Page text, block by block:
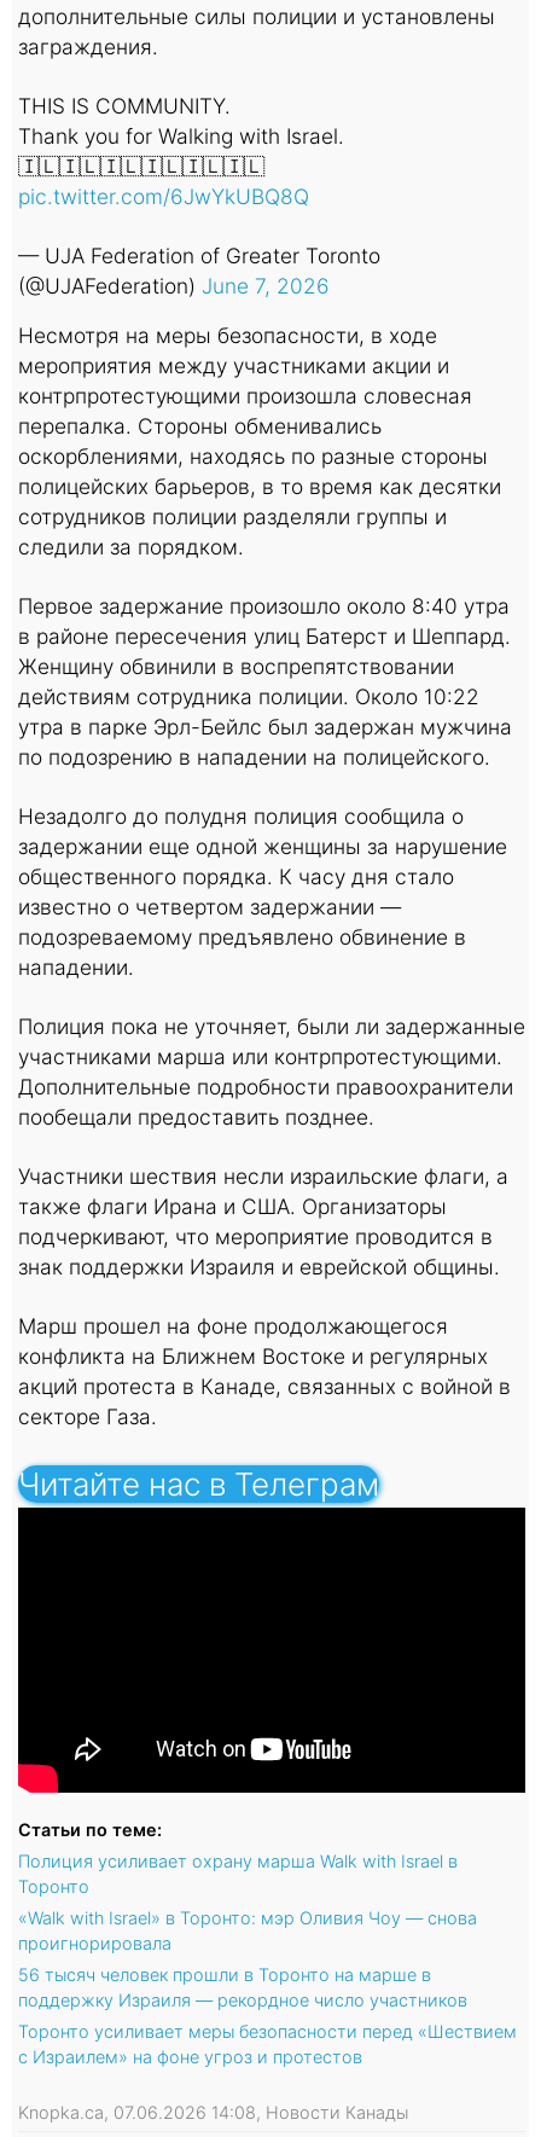
дополнительные силы полиции и установлены
заграждения.
THIS IS COMMUNITY.
Thank you for Walking with Israel.
🇮🇱🇮🇱🇮🇱🇮🇱🇮🇱🇮🇱
pic.twitter.com/6JwYkUBQ8Q
— UJA Federation of Greater Toronto
(@UJAFederation) June 7, 2026
Несмотря на меры безопасности, в ходе
мероприятия между участниками акции и
контрпротестующими произошла словесная
перепалка. Стороны обменивались
оскорблениями, находясь по разные стороны
полицейских барьеров, в то время как десятки
сотрудников полиции разделяли группы и
следили за порядком.
Первое задержание произошло около 8:40 утра
в районе пересечения улиц Батерст и Шеппард.
Женщину обвинили в воспрепятствовании
действиям сотрудника полиции. Около 10:22
утра в парке Эрл-Бейлс был задержан мужчина
по подозрению в нападении на полицейского.
Незадолго до полудня полиция сообщила о
задержании еще одной женщины за нарушение
общественного порядка. К часу дня стало
известно о четвертом задержании —
подозреваемому предъявлено обвинение в
нападении.
Полиция пока не уточняет, были ли задержанные
участниками марша или контрпротестующими.
Дополнительные подробности правоохранители
пообещали предоставить позднее.
Участники шествия несли израильские флаги, а
также флаги Ирана и США. Организаторы
подчеркивают, что мероприятие проводится в
знак поддержки Израиля и еврейской общины.
Марш прошел на фоне продолжающегося
конфликта на Ближнем Востоке и регулярных
акций протеста в Канаде, связанных с войной в
секторе Газа.
Читайте нас в Телеграм
Статьи по теме:
Полиция усиливает охрану марша Walk with Israel в
Торонто
«Walk with Israel» в Торонто: мэр Оливия Чоу — снова
проигнорировала
56 тысяч человек прошли в Торонто на марше в
поддержку Израиля — рекордное число участников
Торонто усиливает меры безопасности перед «Шествием
с Израилем» на фоне угроз и протестов
Knopka.ca, 07.06.2026 14:08, Новости Канады